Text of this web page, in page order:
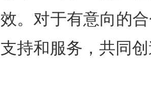
效。对于有意向的
支持和服务，共同